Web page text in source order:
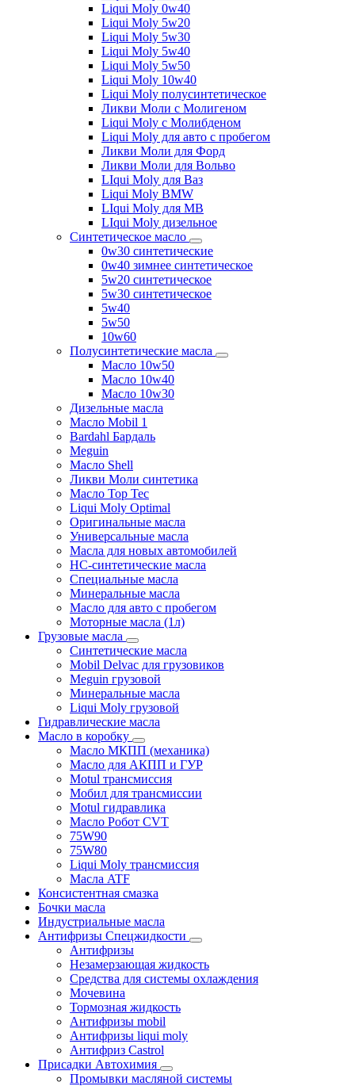
Liqui Moly 0w40
Liqui Moly 5w20
Liqui Moly 5w30
Liqui Moly 5w40
Liqui Moly 5w50
Liqui Moly 10w40
Liqui Moly полусинтетическое
Ликви Моли с Молигеном
Liqui Moly с Молибденом
Liqui Moly для авто с пробегом
Ликви Моли для Форд
Ликви Моли для Вольво
LIqui Moly для Ваз
Liqui Moly BMW
LIqui Moly для MB
LIqui Moly дизельное
Синтетическое масло
0w30 синтетические
0w40 зимнее синтетическое
5w20 синтетическое
5w30 синтетическое
5w40
5w50
10w60
Полусинтетические масла
Масло 10w50
Масло 10w40
Масло 10w30
Дизельные масла
Масло Mobil 1
Bardahl Бардаль
Meguin
Масло Shell
Ликви Моли синтетика
Масло Top Tec
Liqui Moly Optimal
Оригинальные масла
Универсальные масла
Масла для новых автомобилей
HC-синтетические масла
Специальные масла
Минеральные масла
Масло для авто с пробегом
Моторные масла (1л)
Грузовые масла
Синтетические масла
Mobil Delvac для грузовиков
Meguin грузовой
Минеральные масла
Liqui Moly грузовой
Гидравлические масла
Масло в коробку
Масло МКПП (механика)
Масло для АКПП и ГУР
Motul трансмиссия
Мобил для трансмиссии
Motul гидравлика
Масло Робот CVT
75W90
75W80
Liqui Moly трансмиссия
Масла ATF
Консистентная смазка
Бочки масла
Индустриальные масла
Антифризы Спецжидкости
Антифризы
Незамерзающая жидкость
Средства для системы охлаждения
Мочевина
Тормозная жидкость
Антифризы mobil
Антифризы liqui moly
Антифриз Castrol
Присадки Автохимия
Промывки масляной системы